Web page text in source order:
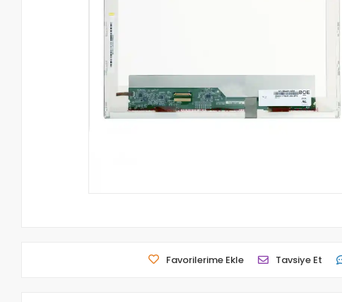
Favorilerime Ekle Tavsiye Et